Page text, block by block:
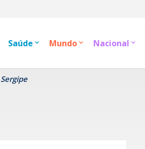
Saúde Mundo Nacional